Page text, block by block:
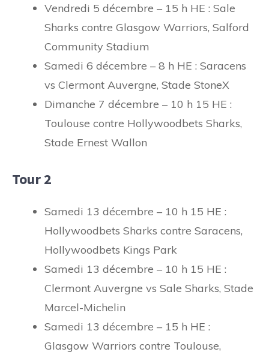
Vendredi 5 décembre – 15 h HE : Sale
Sharks contre Glasgow Warriors, Salford
Community Stadium
Samedi 6 décembre – 8 h HE : Saracens
vs Clermont Auvergne, Stade StoneX
Dimanche 7 décembre – 10 h 15 HE :
Toulouse contre Hollywoodbets Sharks,
Stade Ernest Wallon
Tour 2
Samedi 13 décembre – 10 h 15 HE :
Hollywoodbets Sharks contre Saracens,
Hollywoodbets Kings Park
Samedi 13 décembre – 10 h 15 HE :
Clermont Auvergne vs Sale Sharks, Stade
Marcel-Michelin
Samedi 13 décembre – 15 h HE :
Glasgow Warriors contre Toulouse,